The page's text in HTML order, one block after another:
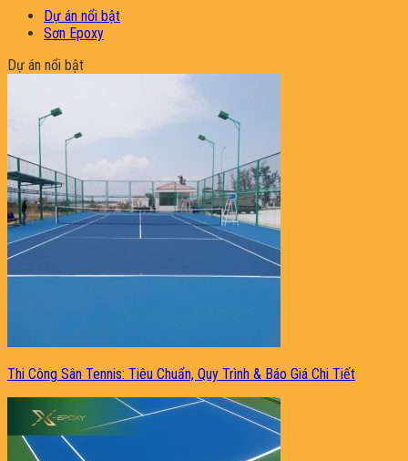
Dự án nổi bật
Sơn Epoxy
Dự án nổi bật
Thi Công Sân Tennis: Tiêu Chuẩn, Quy Trình & Báo Giá Chi Tiết